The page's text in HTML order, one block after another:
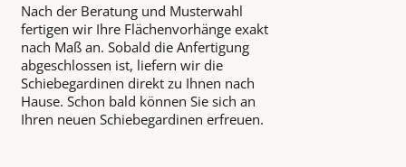
Nach der Beratung und Musterwahl
fertigen wir Ihre Flächenvorhänge exakt
nach Maß an. Sobald die Anfertigung
abgeschlossen ist, liefern wir die
Schiebegardinen direkt zu Ihnen nach
Hause. Schon bald können Sie sich an
Ihren neuen Schiebegardinen erfreuen.